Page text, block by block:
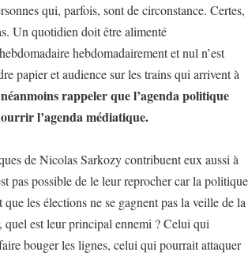
qui, parfois, sont de circonstance. Certes,
Un quotidien doit être alimenté
hebdomadairement et nul n’est
papier et audience sur les trains qui arrivent à
rappeler que l’agenda politique
l’agenda médiatique.
de Nicolas Sarkozy contribuent eux aussi à
pas possible de le leur reprocher car la politique
que les élections ne se gagnent pas la veille de la
quel est leur principal ennemi ? Celui qui
bouger les lignes, celui qui pourrait attaquer